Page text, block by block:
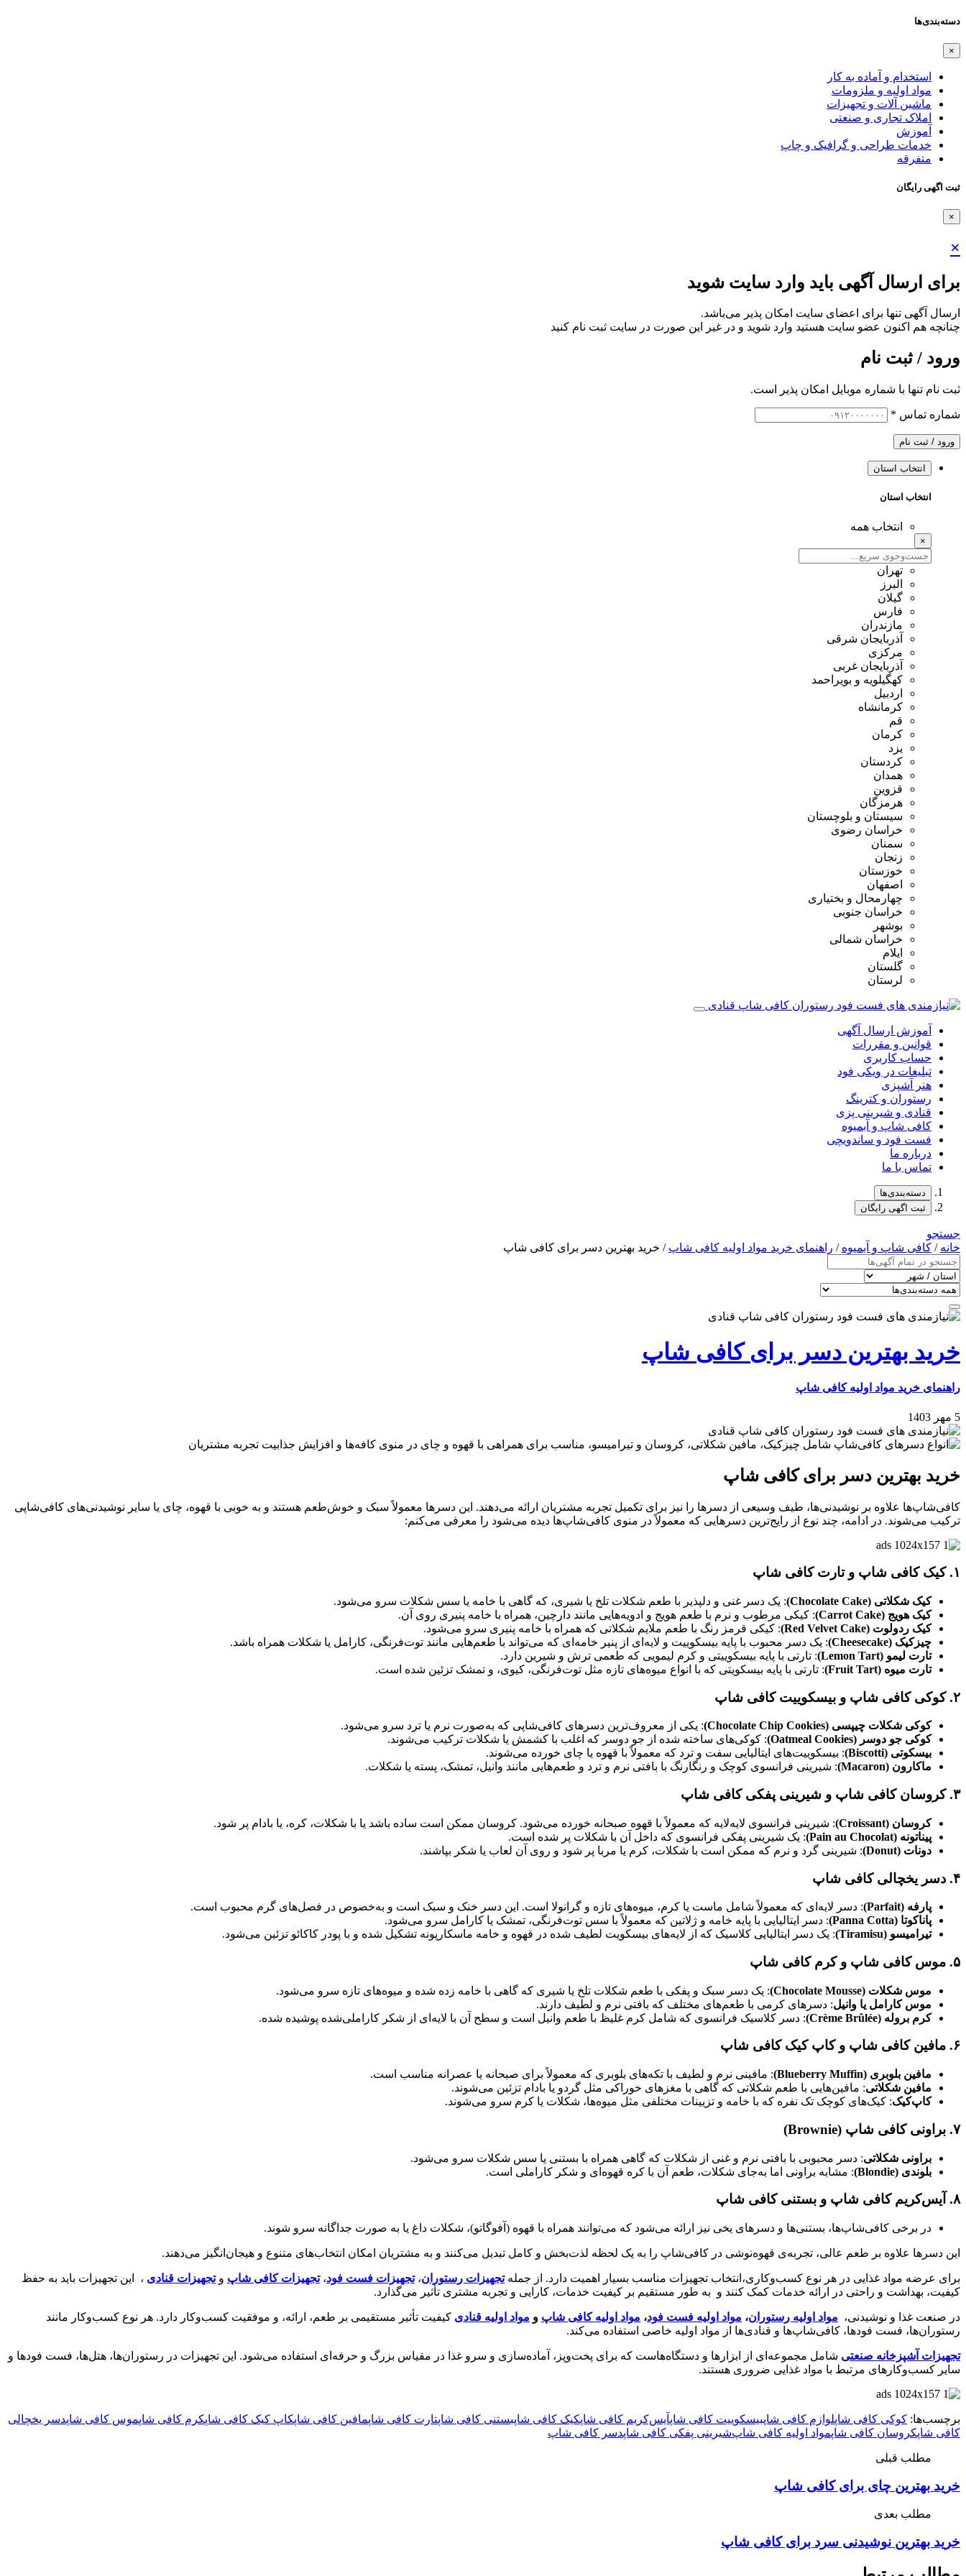
دسته‌بندی‌ها
×
استخدام و آماده به کار
مواد اولیه و ملزومات
ماشین آلات و تجهیزات
املاک تجاری و صنعتی
آموزش
خدمات طراحی و گرافیک و چاپ
متفرقه
ثبت اگهی رایگان
×
×
برای ارسال آگهی باید وارد سایت شوید
ارسال آگهی تنها برای اعضای سایت امکان پذیر می‌باشد.
چنانچه هم‌ اکنون عضو سایت هستید وارد شوید و در غیر این صورت در سایت ثبت نام کنید
ورود / ثبت نام
ثبت نام تنها با شماره موبایل امکان پذیر است.
شماره تماس *
ورود / ثبت نام
انتخاب استان
انتخاب استان
انتخاب همه
×
تهران
البرز
گیلان
فارس
مازندران
آذربایجان شرقی
مرکزی
آذربایجان غربی
کهگیلویه و بویراحمد
اردبیل
کرمانشاه
قم
کرمان
یزد
کردستان
همدان
قزوین
هرمزگان
سیستان و بلوچستان
خراسان رضوی
سمنان
زنجان
خوزستان
اصفهان
چهارمحال و بختیاری
خراسان جنوبی
بوشهر
خراسان شمالی
ایلام
گلستان
لرستان
آموزش ارسال آگهی
قوانین و مقررات
حساب کاربری
تبلیغات در ویکی فود
هنر آشپزی
رستوران و کترینگ
قنادی و شیرینی پزی
کافی شاپ و آبمیوه
فست فود و ساندویچی
درباره ما
تماس با ما
دسته‌بندی‌ها
ثبت اگهی رایگان
جستجو
خانه / کافی شاپ و آبمیوه / راهنمای خرید مواد اولیه کافی‌ شاپ‌ / خرید بهترین دسر برای کافی شاپ
خرید بهترین دسر برای کافی شاپ
راهنمای خرید مواد اولیه کافی‌ شاپ‌
5 مهر 1403
خرید بهترین دسر برای کافی شاپ
کافی‌شاپ‌ها علاوه بر نوشیدنی‌ها، طیف وسیعی از دسرها را نیز برای تکمیل تجربه مشتریان ارائه می‌دهند. این دسرها معمولاً سبک و خوش‌طعم هستند و به خوبی با قهوه، چای یا سایر نوشیدنی‌های کافی‌شاپی
ترکیب می‌شوند. در ادامه، چند نوع از رایج‌ترین دسرهایی که معمولاً در منوی کافی‌شاپ‌ها دیده می‌شود را معرفی می‌کنم:
۱. کیک‌ کافی شاپ و تارت‌ کافی شاپ
کیک شکلاتی (Chocolate Cake)
: یک دسر غنی و دلپذیر با طعم شکلات تلخ یا شیری، که گاهی با خامه یا سس شکلات سرو می‌شود.
کیک هویج (Carrot Cake)
: کیکی مرطوب و نرم با طعم هویج و ادویه‌هایی مانند دارچین، همراه با خامه پنیری روی آن.
کیک ردولوت (Red Velvet Cake)
: کیکی قرمز رنگ با طعم ملایم شکلاتی که همراه با خامه پنیری سرو می‌شود.
چیزکیک (Cheesecake)
: یک دسر محبوب با پایه بیسکوییت و لایه‌ای از پنیر خامه‌ای که می‌تواند با طعم‌هایی مانند توت‌فرنگی، کارامل یا شکلات همراه باشد.
تارت لیمو (Lemon Tart)
: تارتی با پایه بیسکوییتی و کرم لیمویی که طعمی ترش و شیرین دارد.
تارت میوه (Fruit Tart)
: تارتی با پایه بیسکویتی که با انواع میوه‌های تازه مثل توت‌فرنگی، کیوی، و تمشک تزئین شده است.
۲. کوکی‌ کافی شاپ و بیسکوییت‌ کافی شاپ
کوکی شکلات چیپسی (Chocolate Chip Cookies)
: یکی از معروف‌ترین دسرهای کافی‌شاپی که به‌صورت نرم یا ترد سرو می‌شود.
کوکی جو دوسر (Oatmeal Cookies)
: کوکی‌های ساخته شده از جو دوسر که اغلب با کشمش یا شکلات ترکیب می‌شوند.
بیسکوتی (Biscotti)
: بیسکوییت‌های ایتالیایی سفت و ترد که معمولاً با قهوه یا چای خورده می‌شوند.
ماکارون (Macaron)
: شیرینی فرانسوی کوچک و رنگارنگ با بافتی نرم و ترد و طعم‌هایی مانند وانیل، تمشک، پسته یا شکلات.
۳. کروسان‌ کافی شاپ و شیرینی‌ پفکی کافی شاپ
کروسان (Croissant)
: شیرینی فرانسوی لایه‌لایه که معمولاً با قهوه صبحانه خورده می‌شود. کروسان ممکن است ساده باشد یا با شکلات، کره، یا بادام پر شود.
پیناتونه (Pain au Chocolat)
: یک شیرینی پفکی فرانسوی که داخل آن با شکلات پر شده است.
دونات (Donut)
: شیرینی گرد و نرم که ممکن است با شکلات، کرم یا مربا پر شود و روی آن لعاب یا شکر بپاشند.
۴. دسر یخچالی کافی شاپ
پارفه (Parfait)
: دسر لایه‌ای که معمولاً شامل ماست یا کرم، میوه‌های تازه و گرانولا است. این دسر خنک و سبک است و به‌خصوص در فصل‌های گرم محبوب است.
پاناکوتا (Panna Cotta)
: دسر ایتالیایی با پایه خامه و ژلاتین که معمولاً با سس توت‌فرنگی، تمشک یا کارامل سرو می‌شود.
تیرامیسو (Tiramisu)
: یک دسر ایتالیایی کلاسیک که از لایه‌های بیسکویت لطیف شده در قهوه و خامه ماسکارپونه تشکیل شده و با پودر کاکائو تزئین می‌شود.
۵. موس‌ کافی شاپ و کرم‌ کافی شاپ
موس شکلات (Chocolate Mousse)
: یک دسر سبک و پفکی با طعم شکلات تلخ یا شیری که گاهی با خامه زده شده و میوه‌های تازه سرو می‌شود.
موس کارامل یا وانیل: دسرهای کرمی با طعم‌های مختلف که بافتی نرم و لطیف دارند.
کرم بروله (Crème Brûlée)
: دسر کلاسیک فرانسوی که شامل کرم غلیظ با طعم وانیل است و سطح آن با لایه‌ای از شکر کاراملی‌شده پوشیده شده.
۶. مافین کافی شاپ و کاپ‌ کیک کافی شاپ
مافین بلوبری (Blueberry Muffin)
: مافینی نرم و لطیف با تکه‌های بلوبری که معمولاً برای صبحانه یا عصرانه مناسب است.
مافین شکلاتی: مافین‌هایی با طعم شکلاتی که گاهی با مغزهای خوراکی مثل گردو یا بادام تزئین می‌شوند.
کاپ‌کیک: کیک‌های کوچک تک نفره که با خامه و تزیینات مختلفی مثل میوه‌ها، شکلات یا کرم سرو می‌شوند.
۷. براونی کافی شاپ (Brownie)
براونی شکلاتی: دسر محبوبی با بافتی نرم و غنی از شکلات که گاهی همراه با بستنی یا سس شکلات سرو می‌شود.
بلوندی (Blondie)
: مشابه براونی اما به‌جای شکلات، طعم آن با کره قهوه‌ای و شکر کاراملی است.
۸. آیس‌کریم کافی شاپ و بستنی کافی شاپ
در برخی کافی‌شاپ‌ها، بستنی‌ها و دسرهای یخی نیز ارائه می‌شود که می‌توانند همراه با قهوه (آفوگاتو)، شکلات داغ یا به صورت جداگانه سرو شوند.
این دسرها علاوه بر طعم عالی، تجربه‌ی قهوه‌نوشی در کافی‌شاپ را به یک لحظه لذت‌بخش و کامل تبدیل می‌کنند و به مشتریان امکان انتخاب‌های متنوع و هیجان‌انگیز می‌دهند.
برای عرضه مواد غذایی در هر نوع کسب‌وکاری،انتخاب تجهیزات مناسب بسیار اهمیت دارد. از جملهتجهیزات رستوران‌،تجهیزات فست فود،تجهیزات کافی‌ شاپ‌ وتجهیزات قنادی ، این تجهیزات باید به حفظ
کیفیت، بهداشت و راحتی در ارائه خدمات کمک کنند و به طور مستقیم بر کیفیت خدمات، کارایی و تجربه مشتری تأثیر می‌گذارد.
در صنعت غذا و نوشیدنی، مواد اولیه رستوران‌، مواد اولیه فست فود، مواد اولیه کافی‌ شاپ‌ و مواد اولیه قنادی کیفیت تأثیر مستقیمی بر طعم، ارائه، و موفقیت کسب‌وکار دارد. هر نوع کسب‌وکار مانند
رستوران‌ها، فست فودها، کافی‌شاپ‌ها و قنادی‌ها از مواد اولیه خاصی استفاده می‌کند.
تجهیزات آشپزخانه صنعتی شامل مجموعه‌ای از ابزارها و دستگاه‌هاست که برای پخت‌وپز، آماده‌سازی و سرو غذا در مقیاس بزرگ و حرفه‌ای استفاده می‌شود. این تجهیزات در رستوران‌ها، هتل‌ها، فست فودها و
سایر کسب‌وکارهای مرتبط با مواد غذایی ضروری هستند.
برچسب‌ها: کوکی‌ کافی شاپلوازم کافی شاپبیسکوییت‌ کافی شاپآیس‌کریم کافی شاپکیک‌ کافی شاپبستنی کافی شاپتارت‌ کافی شاپمافین کافی شاپکاپ‌ کیک کافی شاپکرم‌ کافی شاپموس‌ کافی شاپدسر یخچالی
کافی شاپکروسان‌ کافی شاپمواد اولیه کافی‌ شاپ‌شیرینی‌ پفکی کافی شاپدسر کافی شاپ
مطلب قبلی
خرید بهترین چای برای کافی شاپ
مطلب بعدی
خرید بهترین نوشیدنی‌ سرد برای کافی شاپ